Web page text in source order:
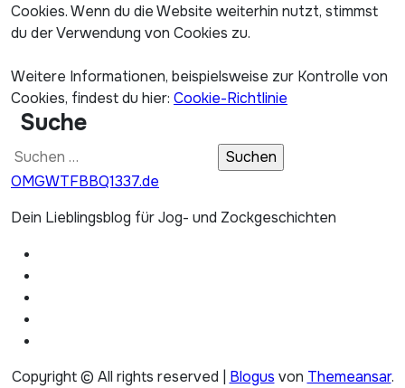
Cookies. Wenn du die Website weiterhin nutzt, stimmst
du der Verwendung von Cookies zu.
Weitere Informationen, beispielsweise zur Kontrolle von
Cookies, findest du hier: Cookie-Richtlinie
Suche
Suchen
nach:
OMGWTFBBQ1337.de
Dein Lieblingsblog für Jog- und Zockgeschichten
Copyright © All rights reserved Blogus von Themeansar.